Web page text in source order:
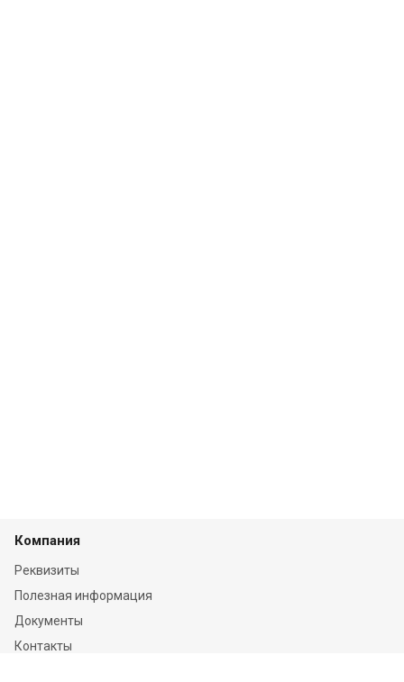
Компания
Реквизиты
Полезная информация
Документы
Контакты